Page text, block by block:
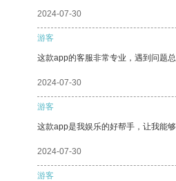
2024-07-30
游客
这款app的客服非常专业，遇到问题
2024-07-30
游客
这款app是我娱乐的好帮手，让我能
2024-07-30
游客